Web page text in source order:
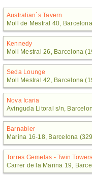
Australian´s Tavern
Moll de Mestral 40,
Kennedy
Moll Mestral 26, Barcelona
Seda Lounge
Moll Mestral 42, Barcelona
Nova Icaria
Avinguda Litoral s/n,
Barnabier
Marina 16-18, Barcelona
Torres Gemelas - Twin Towers
Carrer de la Marina 19,